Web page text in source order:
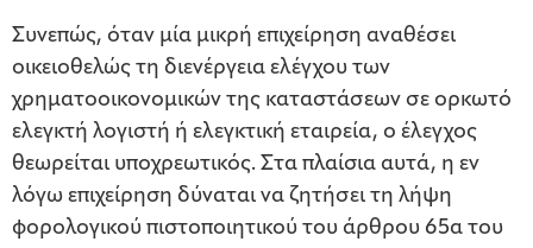
Συνεπώς, όταν μία μικρή επιχείρηση αναθέσει
οικειοθελώς τη διενέργεια ελέγχου των
χρηματοοικονομικών της καταστάσεων σε ορκωτό
ελεγκτή λογιστή ή ελεγκτική εταιρεία, ο έλεγχος
θεωρείται υποχρεωτικός. Στα πλαίσια αυτά, η εν
λόγω επιχείρηση δύναται να ζητήσει τη λήψη
φορολογικού πιστοποιητικού του άρθρου 65α του